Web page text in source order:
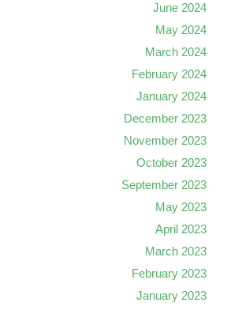
June 2024
May 2024
March 2024
February 2024
January 2024
December 2023
November 2023
October 2023
September 2023
May 2023
April 2023
March 2023
February 2023
January 2023